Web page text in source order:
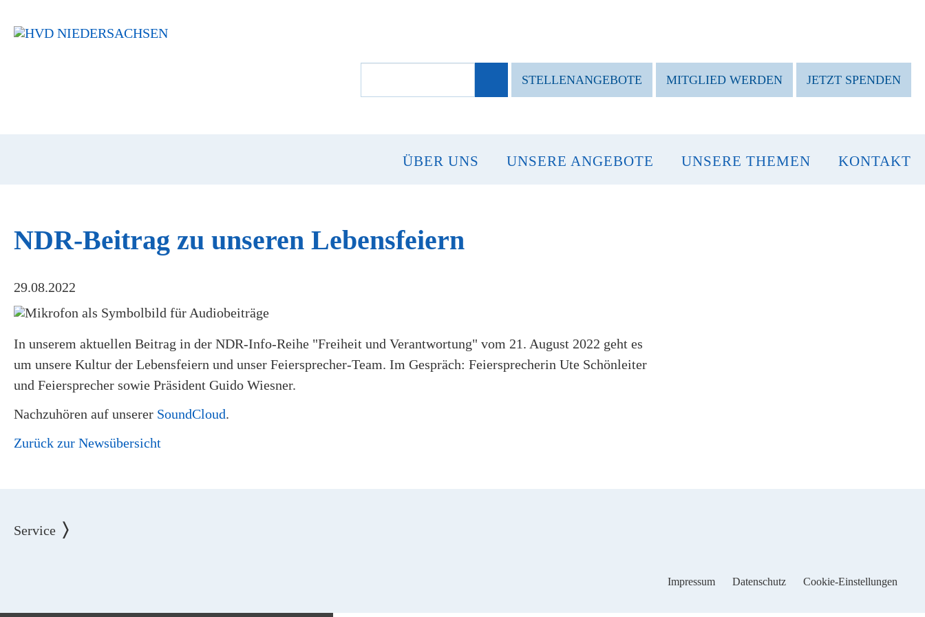
STELLENANGEBOTE MITGLIED WERDEN JETZT SPENDEN
ÜBER UNS UNSERE ANGEBOTE UNSERE THEMEN KONTAKT
NDR-Beitrag zu unseren Lebensfeiern
29.08.2022
In unserem aktuellen Beitrag in der NDR-Info-Reihe "Freiheit und Verantwortung" vom 21. August 2022 geht es
um unsere Kultur der Lebensfeiern und unser Feiersprecher-Team. Im Gespräch: Feiersprecherin Ute Schönleiter
und Feiersprecher sowie Präsident Guido Wiesner.
Nachzuhören auf unserer SoundCloud.
Zurück zur Newsübersicht
Service
Impressum Datenschutz Cookie-Einstellungen